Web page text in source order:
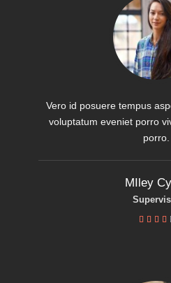
Vero id posuere tempus
voluptatum eveniet porro
porro.
MIley
   